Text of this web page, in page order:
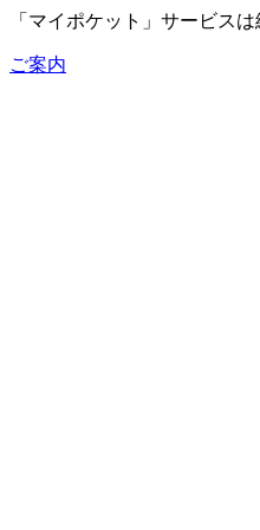
「マイポケット」サービス
ご案内